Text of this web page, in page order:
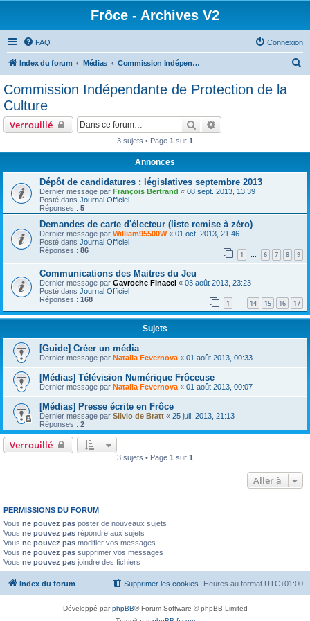
Frôce - Archives V2
FAQ Connexion
Index du forum Médias Commission Indépendante de Protection de la Culture
r
Commission Indépendante de Protection de la
Culture
Verrouillé Rechercher
3 sujets • Page 1 sur 1
Annonces
Dépôt de candidatures : législatives septembre 2013
Dernier message par François Bertrand « 08 sept. 2013, 13:39
Posté dans Journal Officiel
Réponses : 5
Demandes de carte d'électeur (liste remise à zéro)
Dernier message par William95500W« 01 oct. 2013, 21:46
Posté dans Journal Officiel
Réponses : 86 1 … 6 7 8 9
Communications des Maitres du Jeu
Dernier message par Gavroche Finacci « 03 août 2013, 23:23
Posté dans Journal Officiel
Réponses : 168 1 14 15 16 17
Sujets
[Guide] Créer un média
Dernier message par Natalia Fevernova « 01 août 2013, 00:33
[Médias] Télévision Numérique Frôceuse
Dernier message par Natalia Fevernova « 01 août 2013, 00:07
[Médias] Presse écrite en Frôce
Dernier message par Silvio de Bratt « 25 juil. 2013, 21:13
Réponses : 2
Verrouillé
3 sujets • Page 1 sur 1
Aller à
PERMISSIONS DU FORUM
Vous ne pouvez pas poster de nouveaux sujets
Vous ne pouvez pas répondre aux sujets
Vous ne pouvez pas modifier vos messages
Vous ne pouvez pas supprimer vos messages
Vous ne pouvez pas joindre des fichiers
Index du forum Heures au format UTC+01:00
Supprimer les cookies
Développé parphpBB® Forum Software © phpBB Limited